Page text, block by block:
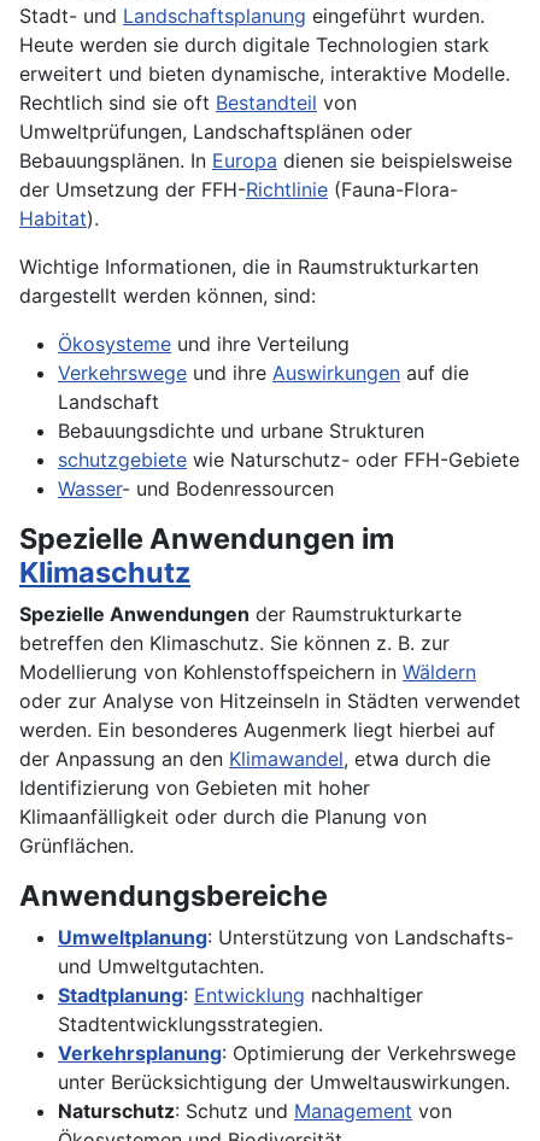
Stadt- und Landschaftsplanung eingeführt wurden.
Heute werden sie durch digitale Technologien stark
erweitert und bieten dynamische, interaktive Modelle.
Rechtlich sind sie oft Bestandteil von
Umweltprüfungen, Landschaftsplänen oder
Bebauungsplänen. In Europa dienen sie beispielsweise
der Umsetzung der FFH-Richtlinie (Fauna-Flora-
Habitat).
Wichtige Informationen, die in Raumstrukturkarten
dargestellt werden können, sind:
Ökosysteme und ihre Verteilung
Verkehrswege und ihre Auswirkungen auf die
Landschaft
Bebauungsdichte und urbane Strukturen
schutzgebiete wie Naturschutz- oder FFH-Gebiete
Wasser- und Bodenressourcen
Spezielle Anwendungen im
Klimaschutz
Spezielle Anwendungen der Raumstrukturkarte
betreffen den Klimaschutz. Sie können z. B. zur
Modellierung von Kohlenstoffspeichern in Wäldern
oder zur Analyse von Hitzeinseln in Städten verwendet
werden. Ein besonderes Augenmerk liegt hierbei auf
der Anpassung an den Klimawandel, etwa durch die
Identifizierung von Gebieten mit hoher
Klimaanfälligkeit oder durch die Planung von
Grünflächen.
Anwendungsbereiche
Umweltplanung: Unterstützung von Landschafts-
und Umweltgutachten.
Stadtplanung: Entwicklung nachhaltiger
Stadtentwicklungsstrategien.
Verkehrsplanung: Optimierung der Verkehrswege
unter Berücksichtigung der Umweltauswirkungen.
Naturschutz: Schutz und Management von